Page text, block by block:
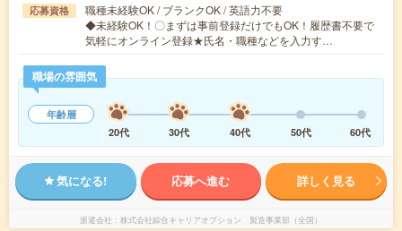
応募資格
職種未経験OK / ブランクOK / 英語力不要
◆未経験OK！〇まずは事前登録だけでもOK！履歴書不要で
気軽にオンライン登録★氏名・職種などを入力す…
職場の雰囲気
年齢層
20代
30代 40代 50代 60代
気になる! 応募へ進む 詳しく見る
派遣会社 株式会社綜合キャリアオプション 製造事業部（全国）